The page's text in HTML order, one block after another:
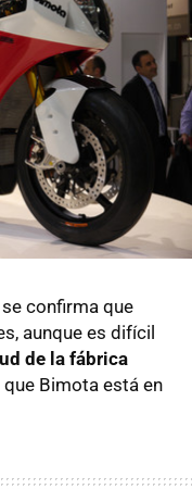
confirma que
aunque es difícil
de la fábrica
Bimota está en